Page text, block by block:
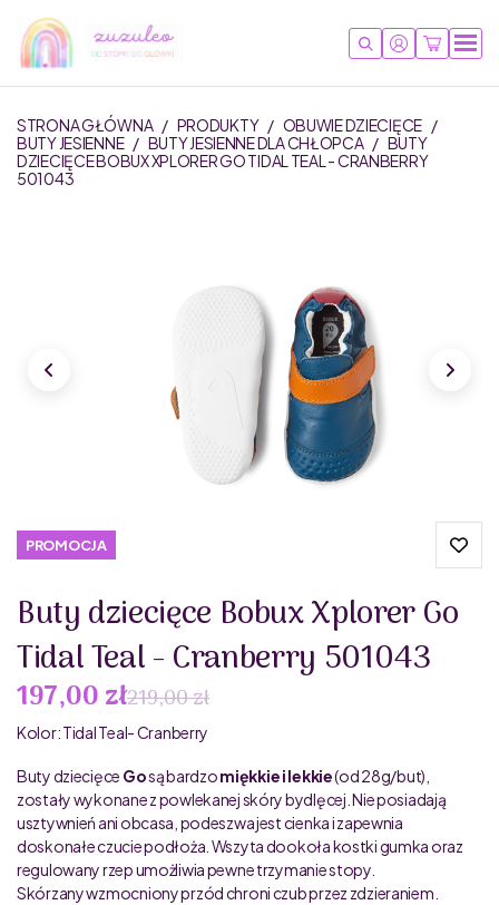
STRONA GŁÓWNA / PRODUKTY / OBUWIE DZIECIĘCE /
BUTY JESIENNE / BUTY JESIENNE DLA CHŁOPCA / BUTY
DZIECIĘCE BOBUX XPLORER GO TIDAL TEAL - CRANBERRY
501043
PROMOCJA
Buty dziecięce Bobux Xplorer Go
Tidal Teal - Cranberry 501043
197,00 zł219,00 zł
Kolor: Tidal Teal- Cranberry
Buty dziecięce Gosą bardzomiękkie i lekkie(od 28g/but),
zostały wykonane z powlekanej skóry bydlęcej. Nie posiadają
usztywnień ani obcasa, podeszwa jest cienka i zapewnia
doskonałe czucie podłoża. Wszyta dookoła kostki gumka oraz
regulowany rzep umożliwia pewne trzymanie stopy.
Skórzany wzmocniony przód chroni czub przez zdzieraniem.